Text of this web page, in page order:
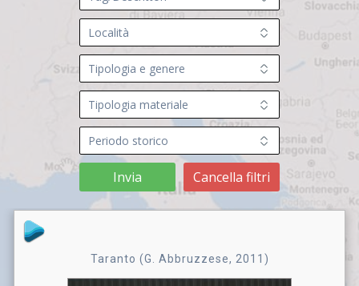
Invia Cancella filtri
Taranto (G. Abbruzzese, 2011)